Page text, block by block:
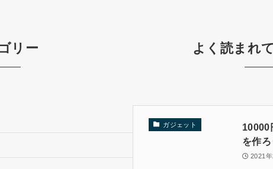
リー よく読まれ
ガジェット
10000
を作ろ
2021